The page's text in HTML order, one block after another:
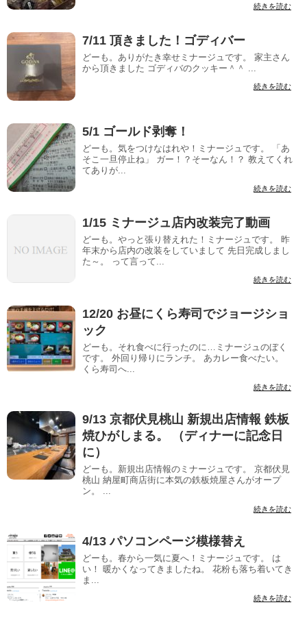
続きを読む
7/11 頂きました！ゴディバー
どーも。ありがたき幸せミナージュです。 家主さん
から頂きました ゴディバのクッキー＾＾ ...
続きを読む
5/1 ゴールド剥奪！
どーも。気をつけなはれや！ミナージュです。 「あ
そこ一旦停止ね」 ガー！？そーなん！？ 教えてくれ
てありが...
続きを読む
1/15 ミナージュ店内改装完了動画
どーも。やっと張り替えれた！ミナージュです。 昨
年末から店内の改装をしていまして 先日完成しまし
た～。 って言って...
続きを読む
12/20 お昼にくら寿司でジョージショ
ック
どーも。それ食べに行ったのに…ミナージュのぼく
です。 外回り帰りにランチ。 あカレー食べたい。
くら寿司へ...
続きを読む
9/13 京都伏見桃山 新規出店情報 鉄板
焼ひがしまる。 （ディナーに記念日
に）
どーも。新規出店情報のミナージュです。 京都伏見
桃山 納屋町商店街に本気の鉄板焼屋さんがオープ
ン。 ...
続きを読む
4/13 パソコンページ模様替え
どーも。春から一気に夏へ！ミナージュです。 は
い！ 暖かくなってきましたね。 花粉も落ち着いてき
ま...
続きを読む